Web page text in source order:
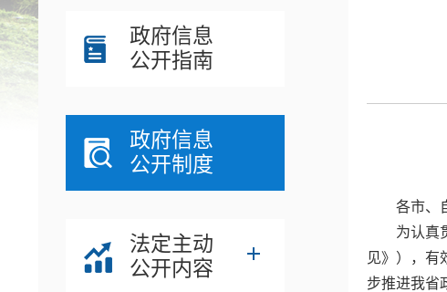
政府信息
公开指南
政府信息
公开制度
法定主动
公开内容
各市、
为认真
见》），有
步推进我省